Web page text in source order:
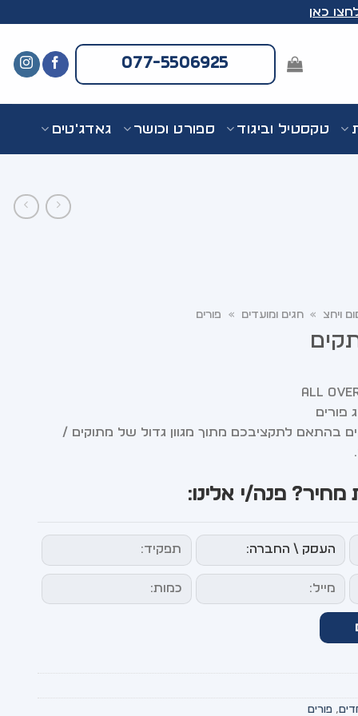
כאן
077-5506925
טקסטיל וביגוד ספורט וכושר גאדג'טים
ויחצ » חגים ומועדים » פורים
פורים
בהתאם לתקציבכם מתוך מגוון גדול של מתוקים /
פנה/י אלינו:
,פורים